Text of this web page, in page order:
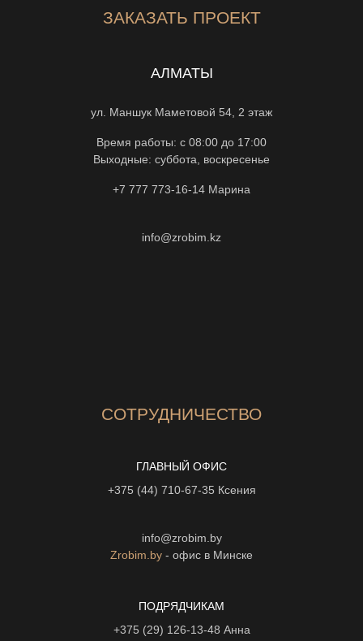
ЗАКАЗАТЬ ПРОЕКТ
АЛМАТЫ
ул. Маншук Маметовой 54, 2 этаж
Время работы: с 08:00 до 17:00
Выходные: суббота, воскресенье
+7 777 773-16-14 Марина
info@zrobim.kz
СОТРУДНИЧЕСТВО
ГЛАВНЫЙ ОФИС
+375 (44) 710-67-35 Ксения
info@zrobim.by
Zrobim.by - офис в Минске
ПОДРЯДЧИКАМ
+375 (29) 126-13-48 Анна